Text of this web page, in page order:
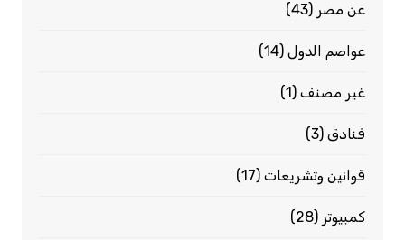
عن مصر (43)
عواصم الدول(14)
غير مصنف(1)
فنادق(3)
قوانين وتشريعات(17)
كمبيوتر (28)